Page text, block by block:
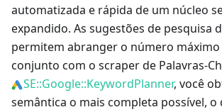
automatizada e rápida de um núcleo
expandido. As sugestões de pesquisa
permitem abranger o número máximo
conjunto com o scraper de Palavras-
SE::Google::KeywordPlanner, você
semântica o mais completa possível, o